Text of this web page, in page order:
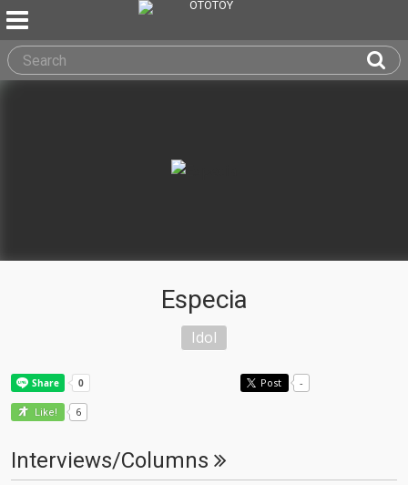
Especia
Idol
Post -
Like! 6
Interviews/Columns